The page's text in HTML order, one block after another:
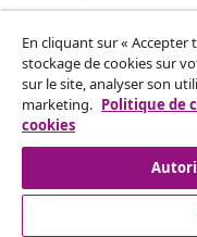
vidaXL
Découvrez-en plus
En cliquant sur « Accepter
stockage de cookies sur
sur le site, analyser son
marketing. Politique de
cookies